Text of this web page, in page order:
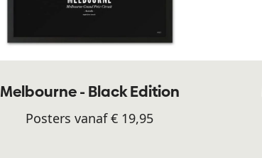
Melbourne - Black Edition
Posters vanaf € 19,95